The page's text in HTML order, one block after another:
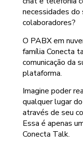
necessidades do
colaboradores?
O PABX em
família Conecta
comunicação da
plataforma.
Imagine poder
qualquer lugar
através de seu
Essa é apenas
Conecta Talk.